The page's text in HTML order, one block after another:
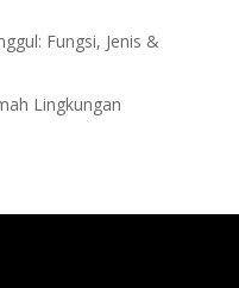
Fungsi, Jenis &
Lingkungan